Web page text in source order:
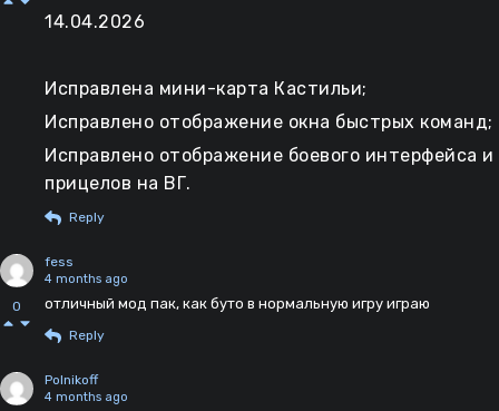
14.04.2026
Исправлена мини-карта Кастильи;
Исправлено отображение окна быстрых команд;
Исправлено отображение боевого интерфейса и
прицелов на ВГ.
Reply
0
fess
4 months ago
отличный мод пак, как буто в нормальную игру играю
Reply
Polnikoff
4 months ago